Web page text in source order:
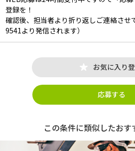
登録を！
確認後、担当者より折り返しご連絡さ
9541より発信されます）
お気に入り
応募する
この条件に類似したおす